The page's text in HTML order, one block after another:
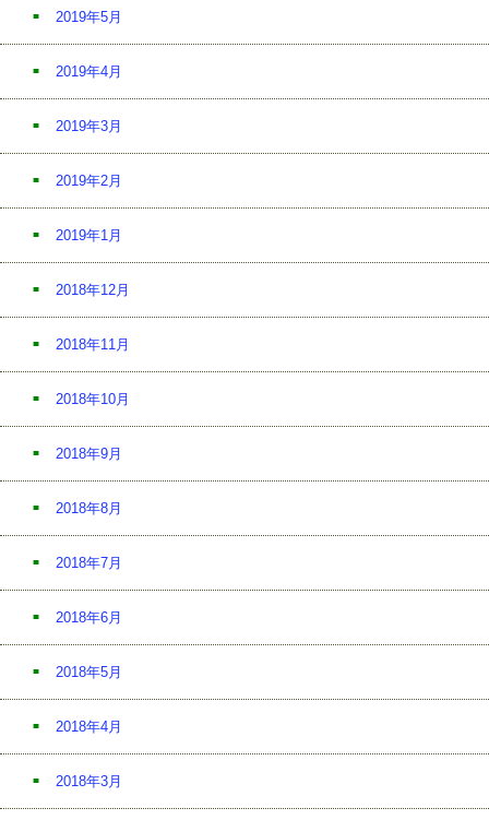
2019年5月
2019年4月
2019年3月
2019年2月
2019年1月
2018年12月
2018年11月
2018年10月
2018年9月
2018年8月
2018年7月
2018年6月
2018年5月
2018年4月
2018年3月